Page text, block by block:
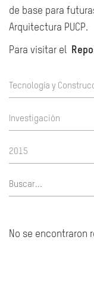
de base para
Arquitectura PUCP.
Para visitar el
Tecnología y
Investigación
2015
No se encontraron